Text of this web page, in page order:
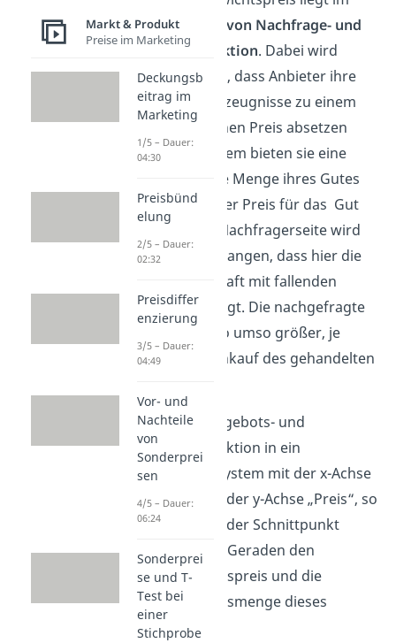
Schnittpunkt von Nachfrage- und
Angebotsfunktion. Dabei wird
angenommen, dass Anbieter ihre
Waren und Erzeugnisse zu einem
möglichst hohen Preis absetzen
möchten. Zudem bieten sie eine
umso größere Menge ihres Gutes
an, je höher der Preis für das Gut
liegt. Für die Nachfragerseite wird
davon ausgegangen, dass hier die
Kaufbereitschaft mit fallenden
Preisen ansteigt. Die nachgefragte
Menge ist also umso größer, je
billiger der Einkauf des gehandelten
Trägt man Angebots- und
Nachfragefunktion in ein
Koordinatensystem mit der x-Achse
„Menge“ und der y-Achse „Preis“, so
kennzeichnet der Schnittpunkt
dieser beiden Geraden den
Gleichgewichtspreis und die
Gleichgewichtsmenge dieses
Marktes.
Markt & Produkt
Preise im Marketing
Deckungsb
eitrag im
Marketing
1/5 – Dauer:
04:30
Preisbünd
elung
2/5 – Dauer:
02:32
Preisdiffer
enzierung
3/5 – Dauer:
04:49
Vor- und
Nachteile
von
Sonderprei
sen
4/5 – Dauer:
06:24
Sonderprei
se und T-
Test bei
einer
Stichprobe